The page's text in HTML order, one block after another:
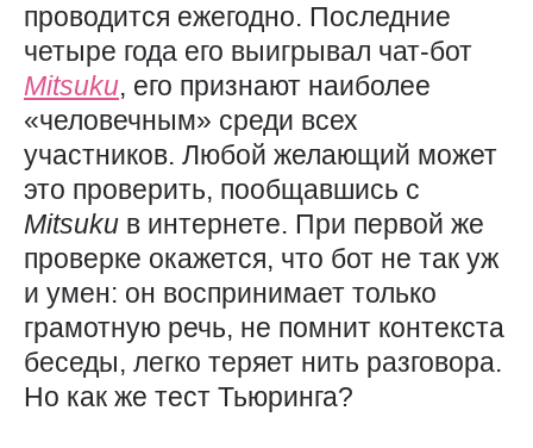
проводится ежегодно. Последние
четыре года его выигрывал чат-бот
Mitsuku, его признают наиболее
«человечным» среди всех
участников. Любой желающий может
это проверить, пообщавшись с
Mitsuku в интернете. При первой же
проверке окажется, что бот не так уж
и умен: он воспринимает только
грамотную речь, не помнит контекста
беседы, легко теряет нить разговора.
Но как же тест Тьюринга?